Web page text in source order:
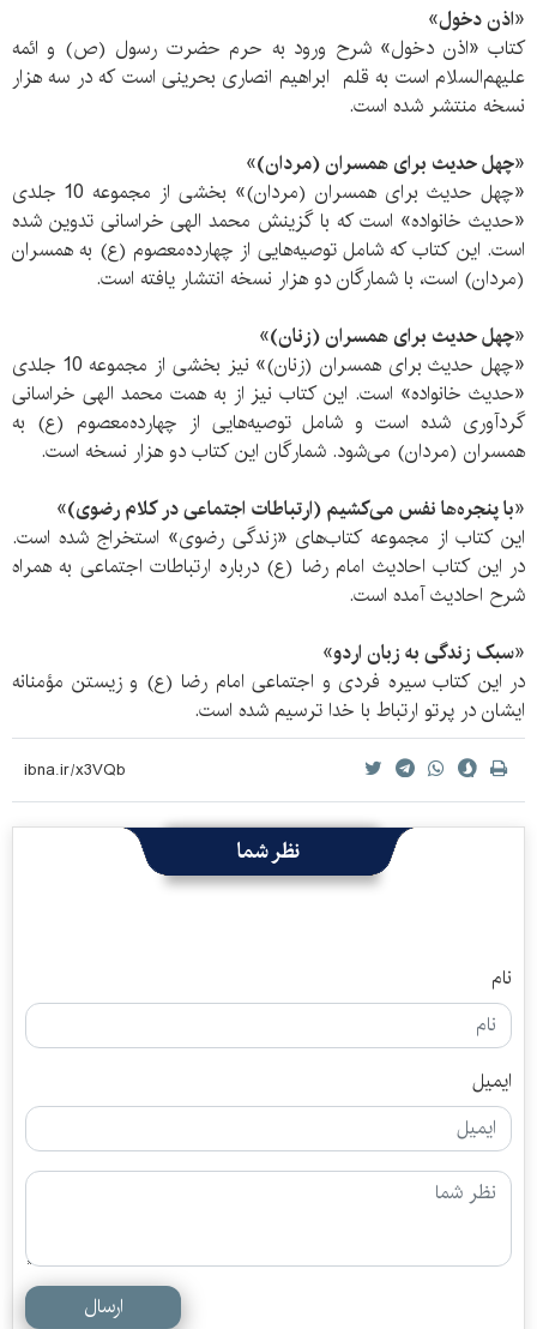
«اذن دخول»
کتاب «اذن دخول» شرح ورود به حرم حضرت رسول (ص) و ائمه
علیهم‌السلام است به قلم ابراهیم انصاری بحرینی است که در سه هزار
نسخه منتشر شده است.
«چهل حدیث برای همسران (مردان)»
«چهل حدیث برای همسران (مردان)» بخشی از مجموعه 10 جلدی
«حدیث خانواده» است که با گزینش محمد الهی خراسانی تدوین شده
است. این کتاب که شامل توصیه‌هایی از چهارده‌معصوم (ع) به همسران
(مردان) است، با شمارگان دو هزار نسخه انتشار یافته است.
«چهل حدیث برای همسران (زنان)»
«چهل حدیث برای همسران (زنان)» نیز بخشی از مجموعه 10 جلدی
«حدیث خانواده» است. این کتاب نیز از به همت محمد الهی‌ خراسانی
گردآوری شده است و شامل توصیه‌هایی از چهارده‌معصوم (ع) به
همسران (مردان) می‌شود. شمارگان این کتاب دو هزار نسخه است.
«با پنجره‌ها نفس می‌کشیم (ارتباطات اجتماعی در کلام رضوی)»
این کتاب از مجموعه کتاب‌‌های «زندگی رضوی» استخراج شده است.
در این کتاب احادیث امام رضا (ع) درباره ارتباطات اجتماعی به همراه
شرح احادیث آمده است.
«سبک زندگی به زبان اردو»
در این کتاب سیره فردی و اجتماعی امام رضا (ع) و زیستن مؤمنانه
ایشان در پرتو ارتباط با خدا ترسیم شده است.
نظر شما
نام
ایمیل
ارسال